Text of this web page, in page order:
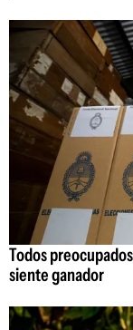
Todos
siente ganador